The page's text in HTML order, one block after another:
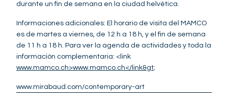
durante un fin de semana en la ciudad helvética.
Informaciones adicionales: El horario de visita del MAMCO
es de martes a viernes, de 12 h a 18 h, y el fin de semana
de 11 h a 18 h. Para ver la agenda de actividades y toda la
información complementaria: <link
www.mamco.ch>www.mamco.ch</link&gt;
www.mirabaud.com/contemporary-art